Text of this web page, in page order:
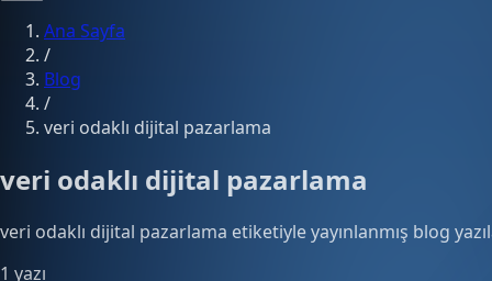
Ana Sayfa
/
Blog
/
veri odaklı dijital pazarlama
veri odaklı dijital pazarlama
veri odaklı dijital pazarlama etiketiyle yayınlanmış blog
1 yazı